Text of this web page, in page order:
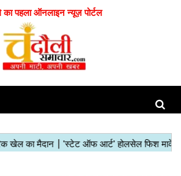
का पहला ऑनलाइन न्यूज़ पोर्टल